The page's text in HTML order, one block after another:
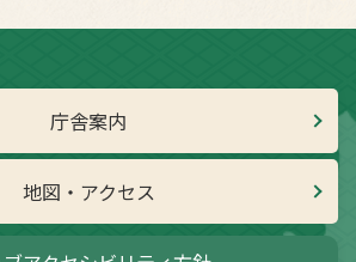
庁舎案内
地図・アクセス